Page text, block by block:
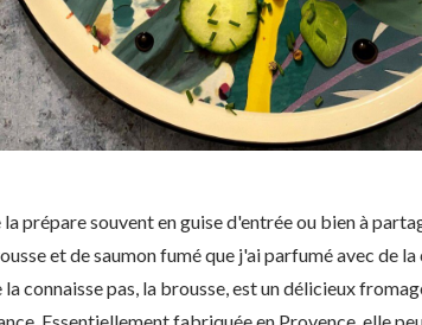
prépare souvent en guise d'entrée ou bien à
et de saumon fumé que j'ai parfumé avec de
la connaisse pas, la brousse, est un délicieux